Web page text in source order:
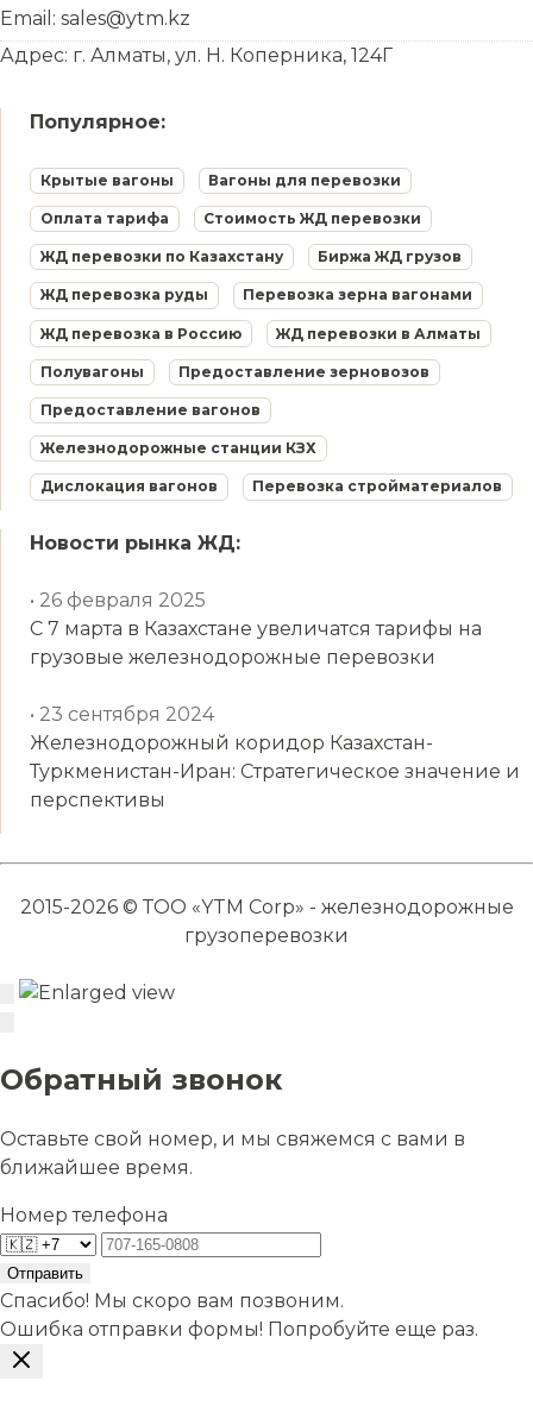
Email: sales@ytm.kz
Адрес: г. Алматы, ул. Н. Коперника, 124Г
Популярное:
Крытые вагоны Вагоны для перевозки
Оплата тарифа Стоимость ЖД перевозки
ЖД перевозки по Казахстану Биржа ЖД грузов
ЖД перевозка руды Перевозка зерна вагонами
ЖД перевозка в Россию ЖД перевозки в Алматы
Полувагоны Предоставление зерновозов
Предоставление вагонов
Железнодорожные станции КЗХ
Дислокация вагонов Перевозка стройматериалов
Новости рынка ЖД:
• 26 февраля 2025
С 7 марта в Казахстане увеличатся тарифы на
грузовые железнодорожные перевозки
• 23 сентября 2024
Железнодорожный коридор Казахстан-
Туркменистан-Иран: Стратегическое значение и
перспективы
2015-2026 © ТОО «YTM Corp» - железнодорожные
грузоперевозки
Обратный звонок
Оставьте свой номер, и мы свяжемся с вами в
ближайшее время.
Номер телефона
Отправить
Спасибо! Мы скоро вам позвоним.
Ошибка отправки формы! Попробуйте еще раз.